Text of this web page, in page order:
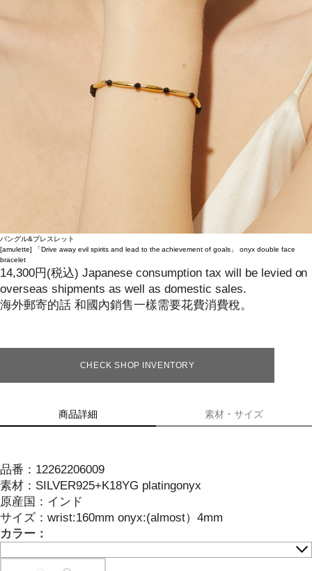
バングル&ブレスレット
[amulette] 「Drive away evil spirits and lead to the achievement of goals」 onyx double face
bracelet
14,300円 (税込) Japanese consumption tax will be levied on
overseas shipments as well as domestic sales.
海外郵寄的話 和國內銷售一樣需要花費消費稅。
CHECK SHOP INVENTORY
商品詳細 素材・サイズ
品番： 12262206009
素材： SILVER925+K18YG platingonyx
原産国： インド
サイズ： wrist:160mm onyx:(almost）4mm
カラー：